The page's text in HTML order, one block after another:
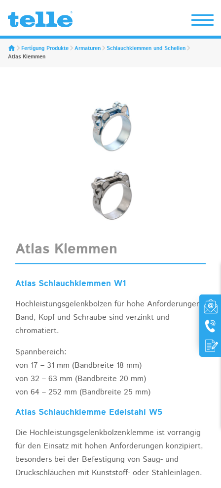
Erwin Telle GmbH
Fertigung Produkte Armaturen
Schlauchklemmen und Schellen
Atlas Klemmen
Atlas Klemmen
Atlas Schlauchklemmen W1
Hochleistungsgelenkbolzen für hohe Anforderungen.
Band, Kopf und Schraube sind verzinkt und
chromatiert.
Spannbereich:
von 17 – 31 mm (Bandbreite 18 mm)
von 32 – 63 mm (Bandbreite 20 mm)
von 64 – 252 mm (Bandbreite 25 mm)
Atlas Schlauchklemme Edelstahl W5
Die Hochleistungsgelenkbolzenklemme ist vorrangig
für den Einsatz mit hohen Anforderungen konzipiert,
besonders bei der Befestigung von Saug- und
Druckschläuchen mit Kunststoff- oder Stahleinlagen.